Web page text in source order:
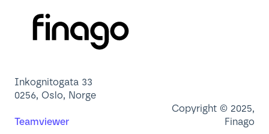
Inkognitogata 33
0256, Oslo, Norge
Teamviewer
Copyright © 2025,
Finago